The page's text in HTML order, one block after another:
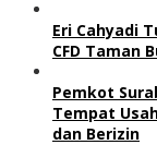
Eri Cahyadi
CFD Taman
Pemkot
Tempat
dan Berizin